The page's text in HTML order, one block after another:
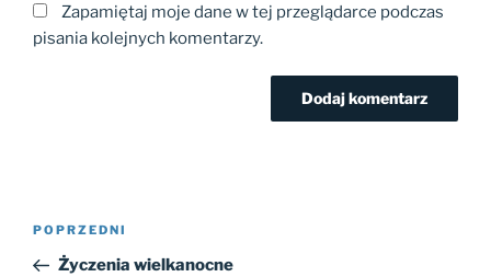
Zapamiętaj moje dane w tej przeglądarce podczas
pisania kolejnych komentarzy.
Nawigacja
wpisu
Poprzedni
wpis
POPRZEDNI
Życzenia wielkanocne